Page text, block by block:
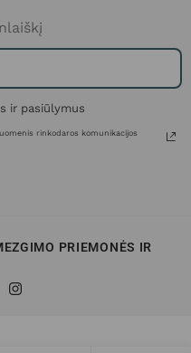
ir pasiūlymus
rinkodaros komunikacijos
PRIEMONĖS IR